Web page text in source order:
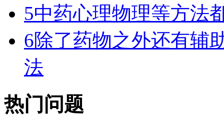
5中药心理物理等方法
6除了药物之外还有辅
法
热门问题